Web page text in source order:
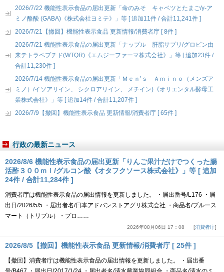
2026/7/22 機能性表示食品の届出更新「命のみそ キャベツとたまご/γ-ア
ミノ酪酸 (GABA)《株式会社ヨミテ》」等 [ 追加11件 / 合計11,241件 ]
2026/7/21【撤回】機能性表示食品 更新情報/消費者庁 [ 8件 ]
2026/7/21 機能性表示食品の届出更新「ナップル 肝脂サプリ/グロビン由
来テトラペプチド(WTQR)《エムジーファーマ株式会社》」等 [ 追加23件 /
合計11,230件 ]
2026/7/14 機能性表示食品の届出更新「Ｍｅｎ’ｓ Ａｍｉｎｏ（メンズア
ミノ）/イソアリイン、 シクロアリイン、 メチイン)《オリエンタル酵母工
業株式会社》」等 [ 追加14件 / 合計11,207件 ]
2026/7/9【撤回】機能性表示食品 更新情報/消費者庁 [ 65件 ]
行政の最新ニュース
2026/8/6 機能性表示食品の届出更新「りんご果汁だけでつくった腸
活酢３００ｍｌ/グルコン酸《オタフクソース株式会社》」等 [ 追加
24件 / 合計11,284件 ]
消費者庁は機能性表示食品の届出情報を更新しました。 ・届出番号/L176 ・届
出日/2026/5/5 ・届出者名/日本アドバンストアグリ株式会社 ・商品名/ブルース
マート（トリプル）・プロ……
2026年08月06日 17：08 消費者庁
2026/8/5【撤回】機能性表示食品 更新情報/消費者庁 [ 25件 ]
【撤回】消費者庁は機能性表示食品の届出情報を更新しました。 ・届出番